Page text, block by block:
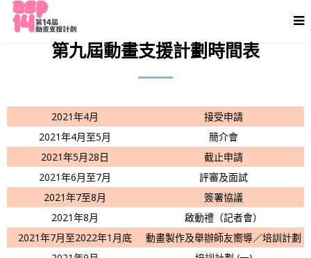
第九屆動畫支援計劃時間表
2021年4月
接受申請
2021年4月至5月
簡介會
2021年5月28日
截止申請
2021年6月至7月
評審及面試
2021年7至8月
簽署協議
2021年8月
啟動禮（記者會）
2021年7月至2022年1月底
動畫製作及舉辦師友嚮導／培訓計劃